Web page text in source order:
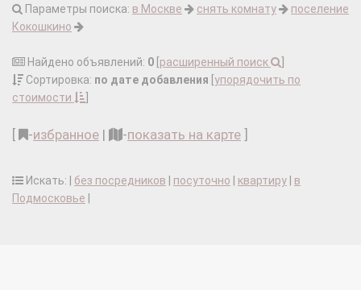
Параметры поиска: в Москве снять комнату
поселение
Кокошкино
Найдено объявлений: 0 расширенный поиск
Сортировка: по дате добавления упорядочить по
стоимости
-избранное | -показать на карте
Искать: | без посредников посуточно квартиру
в
Подмосковье